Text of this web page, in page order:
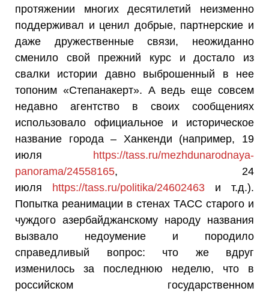
протяжении многих десятилетий неизменно
поддерживал и ценил добрые, партнерские и
даже дружественные связи, неожиданно
сменило свой прежний курс и достало из
свалки истории давно выброшенный в нее
топоним «Степанакерт». А ведь еще совсем
недавно агентство в своих сообщениях
использовало официальное и историческое
название города – Ханкенди (например, 19
июля https://tass.ru/mezhdunarodnaya-
panorama/24558165, 24
июля https://tass.ru/politika/24602463 и т.д.).
Попытка реанимации в стенах ТАСС старого и
чуждого азербайджанскому народу названия
вызвало недоумение и породило
справедливый вопрос: что же вдруг
изменилось за последнюю неделю, что в
российском государственном